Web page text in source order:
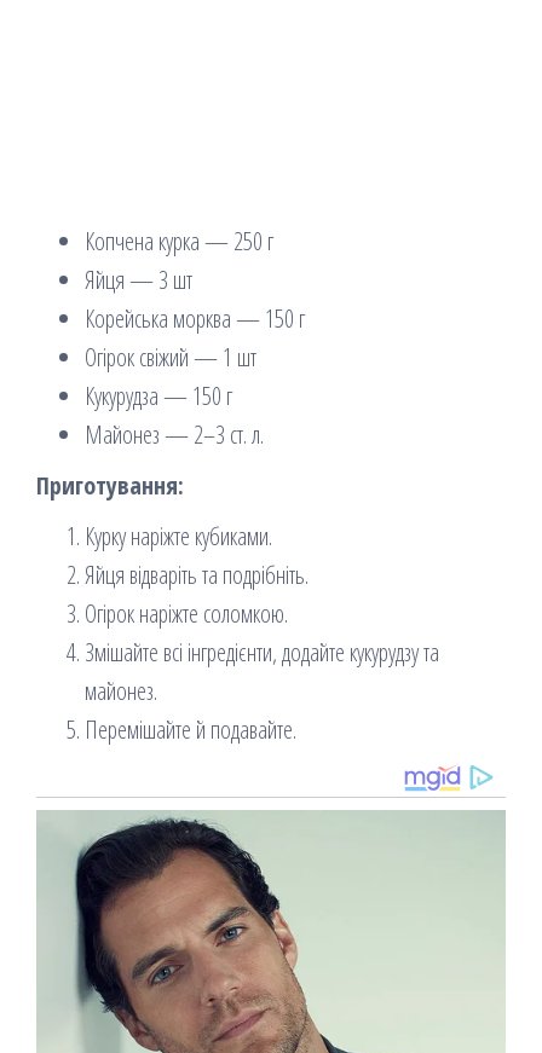
Копчена курка — 250 г
Яйця — 3 шт
Корейська морква — 150 г
Огірок свіжий — 1 шт
Кукурудза — 150 г
Майонез — 2–3 ст. л.
Приготування:
Курку наріжте кубиками.
Яйця відваріть та подрібніть.
Огірок наріжте соломкою.
Змішайте всі інгредієнти, додайте кукурудзу та
майонез.
Перемішайте й подавайте.